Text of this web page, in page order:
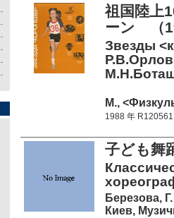
祖国陸上
ーン （
Звезды
М.,
1988 年 R120561
子ども舞
Березова, Г.
Киев,